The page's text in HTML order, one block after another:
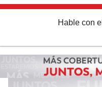
Hable con el